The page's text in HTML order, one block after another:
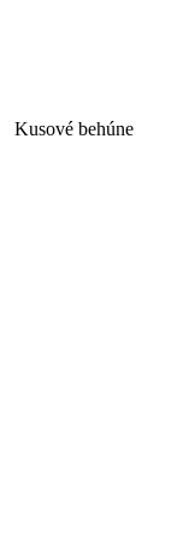
Kusové behúne